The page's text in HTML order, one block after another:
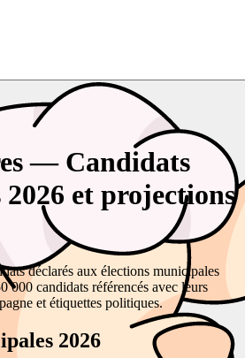
— Candidats
et projections
déclarés aux élections municipales
000 candidats référencés avec leurs
et étiquettes politiques.
2026